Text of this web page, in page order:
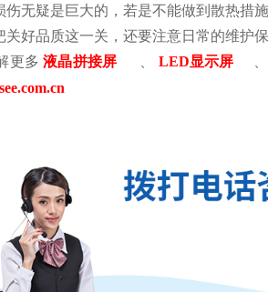
无疑是巨大的，若是不能做到散热措
好品质这一关，还要注意日常的维护
更多 液晶拼接屏 LED显示屏